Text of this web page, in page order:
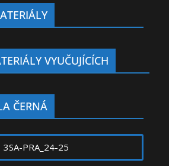
VYUČUJÍCÍCH
ČERNÁ
3SA-PRA_24-25